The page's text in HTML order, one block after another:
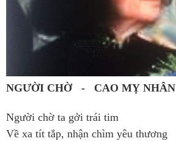
NGƯỜI CHỜ - CAO MỴ NHÂN
Người chờ ta gởi trái tim
Về xa tít tắp, nhận chìm yêu thương